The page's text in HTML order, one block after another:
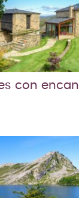
con